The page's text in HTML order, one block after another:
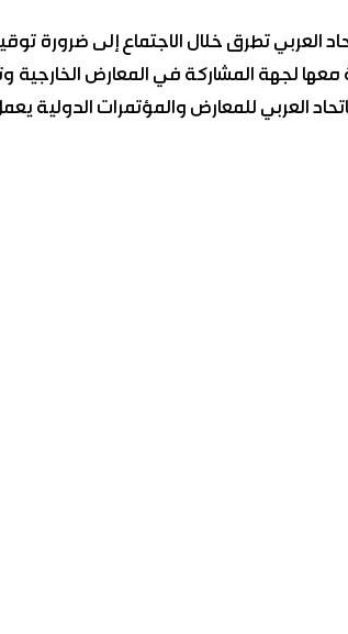
العربي تطرق خلال الاجتماع إلى ضرورة
معها لجهة المشاركة في المعارض
العربي للمعارض والمؤتمرات الدولية